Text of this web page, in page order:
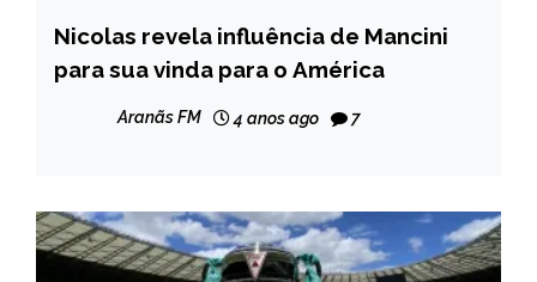
ESPORTES
Nicolas revela influência de Mancini
para sua vinda para o América
Aranãs FM 4 anos ago 7